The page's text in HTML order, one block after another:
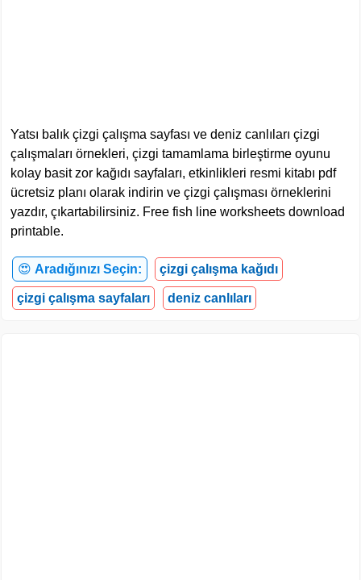
Yatsı balık çizgi çalışma sayfası ve deniz canlıları çizgi
çalışmaları örnekleri, çizgi tamamlama birleştirme oyunu
kolay basit zor kağıdı sayfaları, etkinlikleri resmi kitabı pdf
ücretsiz planı olarak indirin ve çizgi çalışması örneklerini
yazdır, çıkartabilirsiniz. Free fish line worksheets download
printable.
😍 Aradığınızı Seçin: çizgi çalışma kağıdı
çizgi çalışma sayfaları deniz canlıları